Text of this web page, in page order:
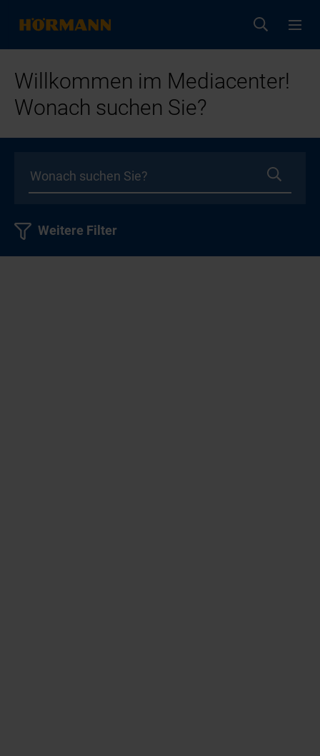
Willkommen im Mediacenter!
Wonach suchen Sie?
Weitere Filter